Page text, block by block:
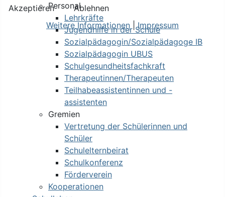
Personal
Lehrkräfte
Jugendhilfe in der Schule
Sozialpädagogin/Sozialpädagoge IB
Sozialpädagogin UBUS
Schulgesundheitsfachkraft
Therapeutinnen/Therapeuten
Teilhabeassistentinnen und -
assistenten
Gremien
Vertretung der Schülerinnen und
Schüler
Schulelternbeirat
Schulkonferenz
Förderverein
Kooperationen
Akzeptieren
Ablehnen
Weitere Informationen |Impressum